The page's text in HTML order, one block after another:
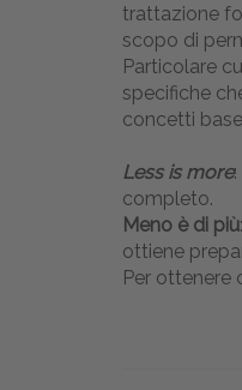
trattazione
scopo di
Particolare
specifiche
concetti
Less is more
completo.
Meno è di più
ottiene
Per ottenere